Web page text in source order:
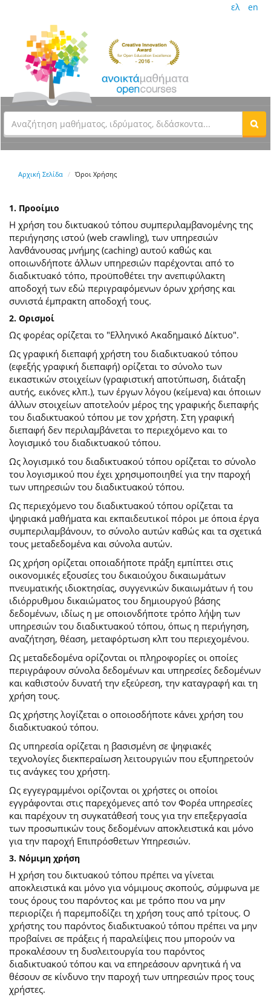
ελ en
Αρχική Σελίδα Όροι Χρήσης
1. Προοίμιο
Η χρήση του δικτυακού τόπου συμπεριλαμβανομένης της
περιήγησης ιστού (web crawling), των υπηρεσιών
λανθάνουσας μνήμης (caching) αυτού καθώς και
οποιωνδήποτε άλλων υπηρεσιών παρέχονται από το
διαδικτυακό τόπο, προϋποθέτει την ανεπιφύλακτη
αποδοχή των εδώ περιγραφόμενων όρων χρήσης και
συνιστά έμπρακτη αποδοχή τους.
2. Ορισμοί
Ως φορέας ορίζεται το "Ελληνικό Ακαδημαικό Δίκτυο".
Ως γραφική διεπαφή χρήστη του διαδικτυακού τόπου
(εφεξής γραφική διεπαφή) ορίζεται το σύνολο των
εικαστικών στοιχείων (γραφιστική αποτύπωση, διάταξη
αυτής, εικόνες κλπ.), των έργων λόγου (κείμενα) και όποιων
άλλων στοιχείων αποτελούν μέρος της γραφικής διεπαφής
του διαδικτυακού τόπου με τον χρήστη. Στη γραφική
διεπαφή δεν περιλαμβάνεται το περιεχόμενο και το
λογισμικό του διαδικτυακού τόπου.
Ως λογισμικό του διαδικτυακού τόπου ορίζεται το σύνολο
του λογισμικού που έχει χρησιμοποιηθεί για την παροχή
των υπηρεσιών του διαδικτυακού τόπου.
Ως περιεχόμενο του διαδικτυακού τόπου ορίζεται τα
ψηφιακά μαθήματα και εκπαιδευτικοί πόροι με όποια έργα
συμπεριλαμβάνουν, το σύνολο αυτών καθώς και τα σχετικά
τους μεταδεδομένα και σύνολα αυτών.
Ως χρήση ορίζεται οποιαδήποτε πράξη εμπίπτει στις
οικονομικές εξουσίες του δικαιούχου δικαιωμάτων
πνευματικής ιδιοκτησίας, συγγενικών δικαιωμάτων ή του
ιδιόρρυθμου δικαιώματος του δημιουργού βάσης
δεδομένων, ιδίως η με οποιονδήποτε τρόπο λήψη των
υπηρεσιών του διαδικτυακού τόπου, όπως η περιήγηση,
αναζήτηση, θέαση, μεταφόρτωση κλπ του περιεχομένου.
Ως μεταδεδομένα ορίζονται οι πληροφορίες οι οποίες
περιγράφουν σύνολα δεδομένων και υπηρεσίες δεδομένων
και καθιστούν δυνατή την εξεύρεση, την καταγραφή και τη
χρήση τους.
Ως χρήστης λογίζεται ο οποιοσδήποτε κάνει χρήση του
διαδικτυακού τόπου.
Ως υπηρεσία ορίζεται η βασισμένη σε ψηφιακές
τεχνολογίες διεκπεραίωση λειτουργιών που εξυπηρετούν
τις ανάγκες του χρήστη.
Ως εγγεγραμμένοι ορίζονται οι χρήστες οι οποίοι
εγγράφονται στις παρεχόμενες από τον Φορέα υπηρεσίες
και παρέχουν τη συγκατάθεσή τους για την επεξεργασία
των προσωπικών τους δεδομένων αποκλειστικά και μόνο
για την παροχή Επιπρόσθετων Υπηρεσιών.
3. Νόμιμη χρήση
Η χρήση του δικτυακού τόπου πρέπει να γίνεται
αποκλειστικά και μόνο για νόμιμους σκοπούς, σύμφωνα με
τους όρους του παρόντος και με τρόπο που να μην
περιορίζει ή παρεμποδίζει τη χρήση τους από τρίτους. Ο
χρήστης του παρόντος διαδικτυακού τόπου πρέπει να μην
προβαίνει σε πράξεις ή παραλείψεις που μπορούν να
προκαλέσουν τη δυσλειτουργία του παρόντος
διαδικτυακού τόπου και να επηρεάσουν αρνητικά ή να
θέσουν σε κίνδυνο την παροχή των υπηρεσιών προς τους
χρήστες.